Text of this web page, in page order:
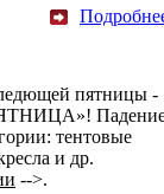
пятницы -
тентовые
и др.
-->.